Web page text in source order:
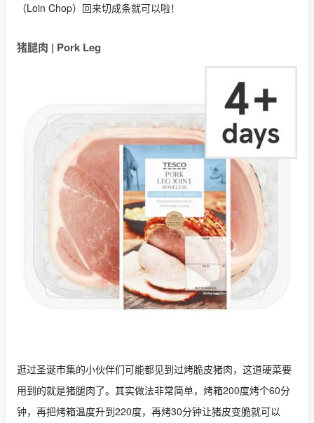
（Loin Chop）回来切成条就可以啦！
猪腿肉 | Pork Leg
逛过圣诞市集的小伙伴们可能都见到过烤脆皮猪肉，这道硬菜要
用到的就是猪腿肉了。其实做法非常简单，烤箱200度烤个60分
钟，再把烤箱温度升到220度，再烤30分钟让猪皮变脆就可以